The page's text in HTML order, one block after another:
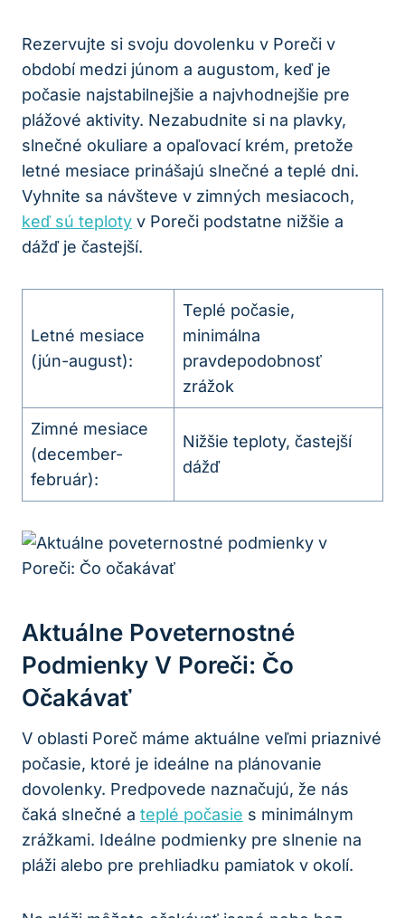
Rezervujte si svoju dovolenku v Poreči v ​
období medzi júnom a ⁤augustom, keď ⁣je
počasie najstabilnejšie a najvhodnejšie pre
plážové aktivity. ​Nezabudnite si na plavky,
slnečné⁣ okuliare ‌a⁣ opaľovací krém, pretože
letné mesiace prinášajú slnečné ⁤a‌ teplé dni.
Vyhnite sa návšteve v‌ zimných mesiacoch,
keď sú teploty v Poreči podstatne nižšie a
dážď‌ je častejší.
Letné⁤ mesiace⁤
(jún-august):
Teplé počasie,
minimálna‌
pravdepodobnosť ​
zrážok
Zimné mesiace
(december-
február):
Nižšie teploty, častejší
dážď
Aktuálne Poveternostné
Podmienky V Poreči: ⁤Čo
Očakávať
V​ oblasti Poreč ⁤máme⁣ aktuálne‌ veľmi priaznivé
počasie, ktoré je ideálne na plánovanie
dovolenky. ‍Predpovede ‍naznačujú, že nás
čaká slnečné a ​ teplé počasie s minimálnym
zrážkami.‌ Ideálne podmienky⁢ pre ⁣slnenie na
⁤pláži alebo pre prehliadku pamiatok ​v okolí.